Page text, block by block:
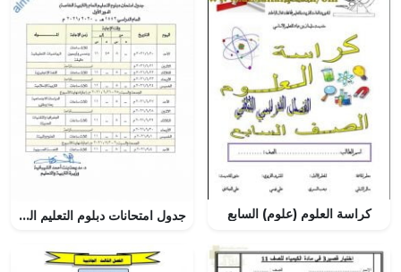
كراسة العلوم (علوم) السابع جدول امتحانات دبلوم التعليم العام (التربية الخاصة) -الدور الأول (الامتحانات) الثاني عشر